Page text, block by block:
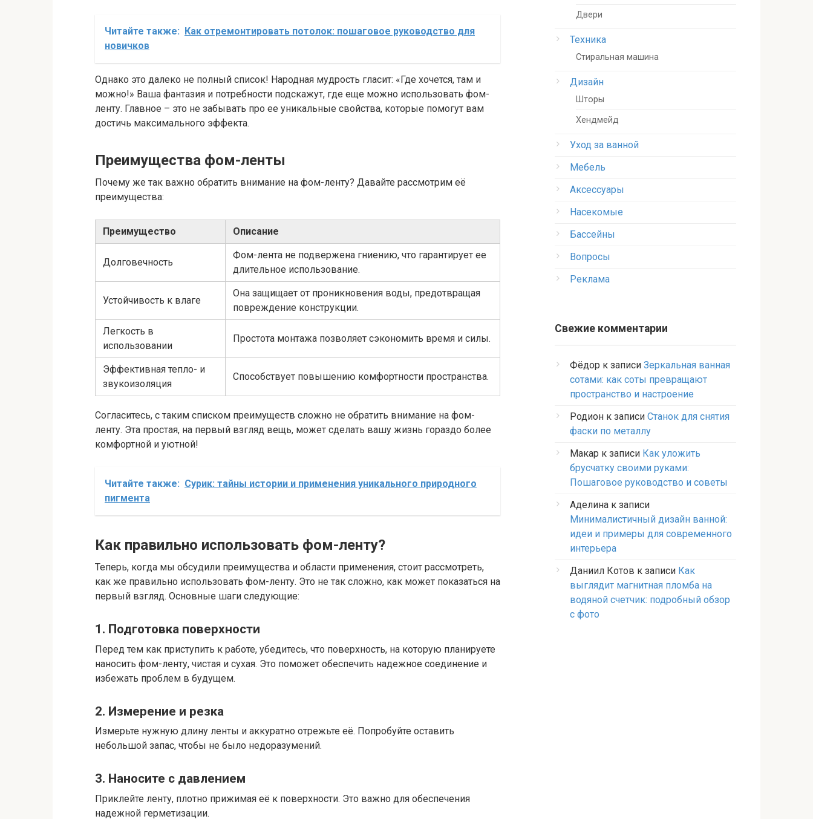
Читайте также: Как отремонтировать потолок: пошаговое руководство для
новичков
Однако это далеко не полный список! Народная мудрость гласит: «Где хочется, там и
можно!» Ваша фантазия и потребности подскажут, где еще можно использовать фом-
ленту. Главное – это не забывать про ее уникальные свойства, которые помогут вам
достичь максимального эффекта.
Преимущества фом-ленты
Почему же так важно обратить внимание на фом-ленту? Давайте рассмотрим её
преимущества:
Преимущество Описание
Долговечность
Фом-лента не подвержена гниению, что гарантирует ее
длительное использование.
Устойчивость к влаге
Она защищает от проникновения воды, предотвращая
повреждение конструкции.
Легкость в
использовании
Простота монтажа позволяет сэкономить время и силы.
Эффективная тепло- и
звукоизоляция
Способствует повышению комфортности пространства.
Согласитесь, с таким списком преимуществ сложно не обратить внимание на фом-
ленту. Эта простая, на первый взгляд вещь, может сделать вашу жизнь гораздо более
комфортной и уютной!
Читайте также: Сурик: тайны истории и применения уникального природного
пигмента
Как правильно использовать фом-ленту?
Теперь, когда мы обсудили преимущества и области применения, стоит рассмотреть,
как же правильно использовать фом-ленту. Это не так сложно, как может показаться на
первый взгляд. Основные шаги следующие:
1. Подготовка поверхности
Перед тем как приступить к работе, убедитесь, что поверхность, на которую планируете
наносить фом-ленту, чистая и сухая. Это поможет обеспечить надежное соединение и
избежать проблем в будущем.
2. Измерение и резка
Измерьте нужную длину ленты и аккуратно отрежьте её. Попробуйте оставить
небольшой запас, чтобы не было недоразумений.
3. Наносите с давлением
Приклейте ленту, плотно прижимая её к поверхности. Это важно для обеспечения
надежной герметизации.
Двери
Техника
Стиральная машина
Дизайн
Шторы
Хендмейд
Уход за ванной
Мебель
Аксессуары
Насекомые
Бассейны
Вопросы
Реклама
Свежие комментарии
Фёдор к записи Зеркальная ванная
сотами: как соты превращают
пространство и настроение
Родион к записи Станок для снятия
фаски по металлу
Макар к записи Как уложить
брусчатку своими руками:
Пошаговое руководство и советы
Аделина к записи
Минималистичный дизайн ванной:
идеи и примеры для современного
интерьера
Даниил Котов к записи Как
выглядит магнитная пломба на
водяной счетчик: подробный обзор
с фото